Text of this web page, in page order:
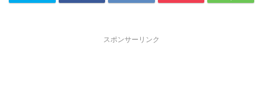
スポンサーリンク